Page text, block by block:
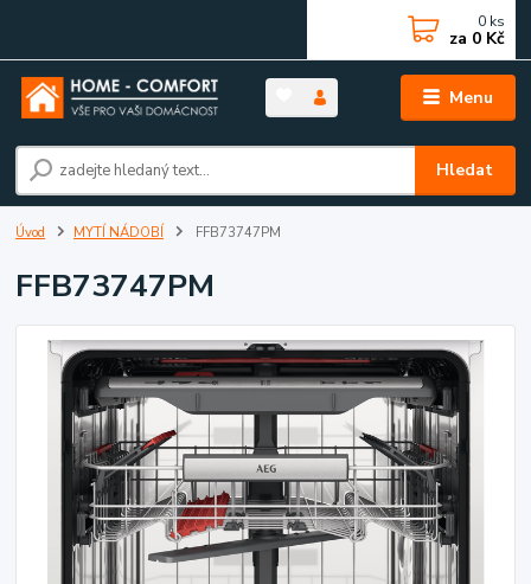
Menu
Hledat
0 ks
za 0 Kč
Úvod MYTÍ NÁDOBÍ FFB73747PM
FFB73747PM